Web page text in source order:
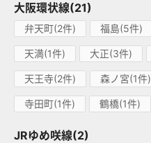
大阪環状線(21)
弁天町(2件) 福島(5件)
天満(1件) 大正(3件)
天王寺(2件) 森ノ宮(1件)
寺田町(1件) 鶴橋(1件)
JRゆめ咲線(2)